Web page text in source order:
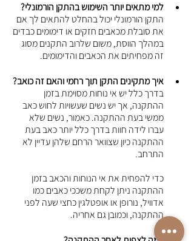
למי מתאים יותר השימוש בהתקן הורמונלי?
התקן הורמונלי יכול בהחלט להתאים לך אם
את סובלת מכאבים חזקים או דימומים כבדים
במהלך הווסת, משום שלרוב התקנים מסוג
זה מפחיתים את הכאבים והדימומים.
איך מתקינים התקן תוך רחמי והאם זה כואב?
בדרך כלל יש אי נוחות מסוימת בזמן
ההתקנה, אך יש נשים שעשויות לחוש כאב
ממשי בעת ההתקנה. כאמור, נשים שלא
עברו לידה חוות בדרך כלל יותר כאב בעת
ההתקנה כיון שצוואר הרחם שלהן עדיין לא
התרחב.
כדי להפחית את אי הנוחות והכאב בזמן
ההתקנה ניתן לקחת משככי כאבים כמו
אדוויל, נורופן או אופטלגין כחצי שעה לפני
ההתקנה, וכמובן גם אחריה.